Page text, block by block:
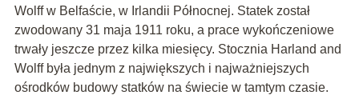
Wolff w Belfaście, w Irlandii Północnej. Statek został
zwodowany 31 maja 1911 roku, a prace wykończeniowe
trwały jeszcze przez kilka miesięcy. Stocznia Harland and
Wolff była jednym z największych i najważniejszych
ośrodków budowy statków na świecie w tamtym czasie.